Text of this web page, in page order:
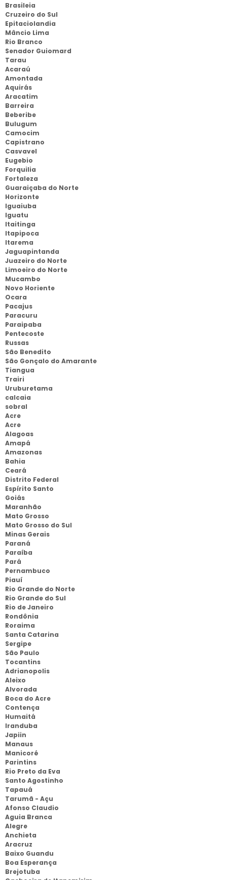
Brasileia
Cruzeiro do Sul
Epitaciolandia
Mâncio Lima
Rio Branco
Senador Guiomard
Tarau
Acaraú
Amontada
Aquirás
Aracatim
Barreira
Beberibe
Bulugum
Camocim
Capistrano
Casvavel
Eugebio
Forquilia
Fortaleza
Guaraiçaba do Norte
Horizonte
Iguaiuba
Iguatu
Itaitinga
Itapipoca
Itarema
Jaguapintanda
Juazeiro do Norte
Limoeiro do Norte
Mucambo
Novo Horiente
Ocara
Pacajus
Paracuru
Paraipaba
Pentecoste
Russas
São Benedito
São Gonçalo do Amarante
Tiangua
Trairi
Uruburetama
calcaia
sobral
Acre
Acre
Alagoas
Amapá
Amazonas
Bahia
Ceará
Distrito Federal
Espírito Santo
Goiás
Maranhão
Mato Grosso
Mato Grosso do Sul
Minas Gerais
Paraná
Paraíba
Pará
Pernambuco
Piauí
Rio Grande do Norte
Rio Grande do Sul
Rio de Janeiro
Rondônia
Roraima
Santa Catarina
Sergipe
São Paulo
Tocantins
Adrianopolis
Aleixo
Alvorada
Boca do Acre
Contença
Humaitá
Iranduba
Japiin
Manaus
Manicoré
Parintins
Rio Preto da Eva
Santo Agostinho
Tapauá
Tarumã - Açu
Afonso Claudio
Aguia Branca
Alegre
Anchieta
Aracruz
Baixo Guandu
Boa Esperança
Brejotuba